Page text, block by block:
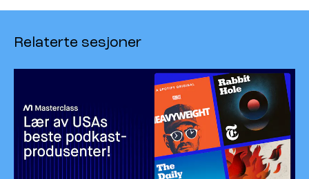
Relaterte sesjoner